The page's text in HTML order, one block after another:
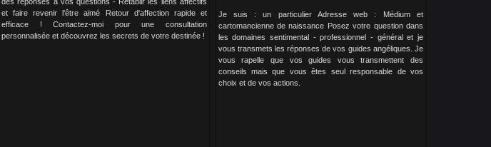
et faire revenir l'être aimé Retour d'affection rapide et
efficace ! Contactez-moi pour une consultation
personnalisée et découvrez les secrets de votre destinée !
Je suis : un particulier Adresse web : Médium et
cartomancienne de naissance Posez votre question dans
les domaines sentimental - professionnel - général et je
vous transmets les réponses de vos guides angéliques. Je
vous rapelle que vos guides vous transmettent des
conseils mais que vous êtes seul responsable de vos
choix et de vos actions.